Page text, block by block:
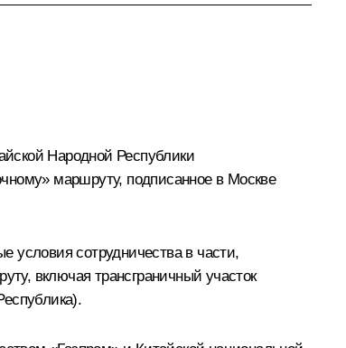
Народной Республики
маршруту, подписанное в Москве
условия сотрудничества в части,
включая трансграничный участок